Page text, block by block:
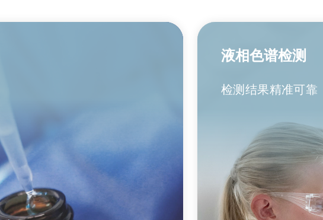
液相色谱检测
检测结果精准可靠